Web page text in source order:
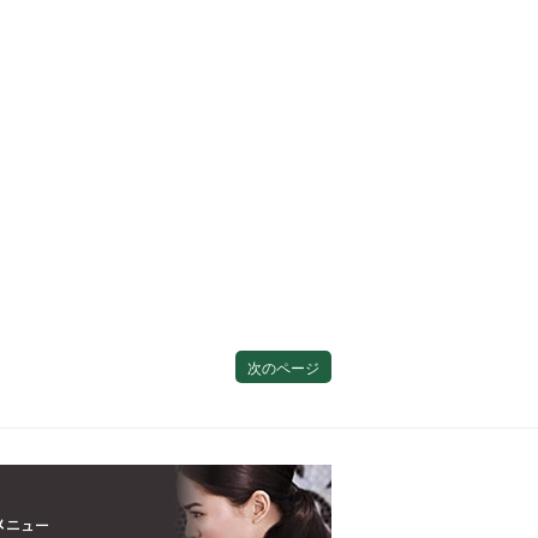
次のページ